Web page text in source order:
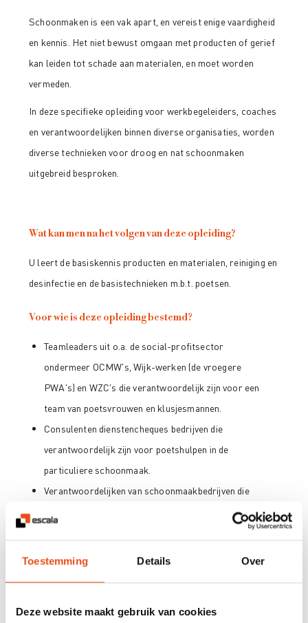
Toestemming Details Over
Deze website maakt gebruik van cookies
Schoonmaken is een vak apart, en vereist enige vaardigheid
en kennis. Het niet bewust omgaan met producten of gerief
kan leiden tot schade aan materialen, en moet worden
vermeden.
In deze specifieke opleiding voor werkbegeleiders, coaches
en verantwoordelijken binnen diverse organisaties, worden
diverse technieken voor droog en nat schoonmaken
uitgebreid besproken.
Wat kan men na het volgen van deze opleiding?
U leert de basiskennis producten en materialen, reiniging en
desinfectie en de basistechnieken m.b.t. poetsen.
Voor wie is deze opleiding bestemd?
Teamleaders uit o.a. de social-profitsector
ondermeer OCMW's, Wijk-werken (de vroegere
PWA's) en WZC's die verantwoordelijk zijn voor een
team van poetsvrouwen en klusjesmannen.
Consulenten dienstencheques bedrijven die
verantwoordelijk zijn voor poetshulpen in de
particuliere schoonmaak.
Verantwoordelijken van schoonmaakbedrijven die
dagdagelijks poetshulpen aansturen in kantoren,
Hoe ziet het programma van deze opleiding eruit?